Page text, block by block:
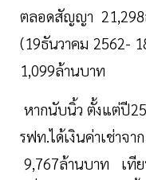
ตลอดสัญญา 21,298
(19ธันวาคม 2562-
1,099ล้านบาท
หากนับนิ้ว ตั้งแต่ปี
รฟท.ได้เงินค่าเช่าจ
9,767ล้านบาท เทีย